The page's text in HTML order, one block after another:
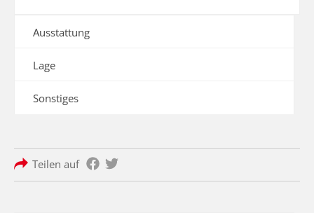
Ausstattung
Lage
Sonstiges
Teilen auf